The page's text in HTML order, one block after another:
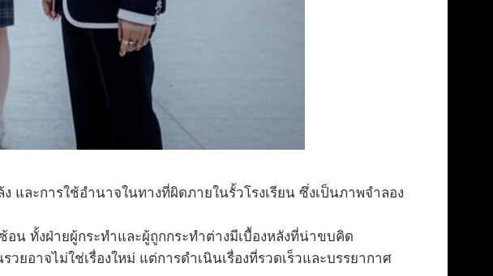
และการใช้อำนาจในทางที่ผิดภายในรั้วโรงเรียน ซึ่งเป็นภาพจำลอง
น ทั้งฝ่ายผู้กระทำและผู้ถูกกระทำต่างมีเบื้องหลังที่น่าขบคิด
วยอาจไม่ใช่เรื่องใหม่ แต่การดำเนินเรื่องที่รวดเร็วและบรรยากาศ